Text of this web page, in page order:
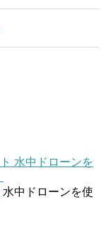
水中ドローンを使